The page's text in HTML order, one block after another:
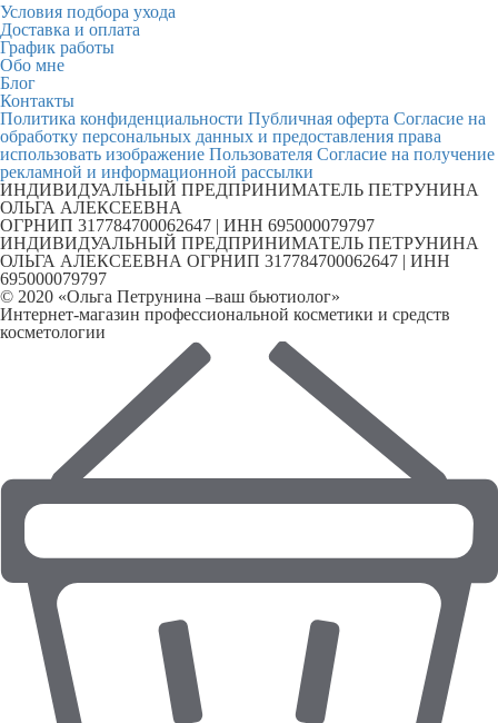
Условия подбора ухода
Доставка и оплата
График работы
Обо мне
Блог
Контакты
Политика конфиденциальности Публичная оферта Согласие на
обработку персональных данных и предоставления права
использовать изображение Пользователя Согласие на получение
рекламной и информационной рассылки
ИНДИВИДУАЛЬНЫЙ ПРЕДПРИНИМАТЕЛЬ ПЕТРУНИНА
ОЛЬГА АЛЕКСЕЕВНА
ОГРНИП 317784700062647 | ИНН 695000079797
ИНДИВИДУАЛЬНЫЙ ПРЕДПРИНИМАТЕЛЬ ПЕТРУНИНА
ОЛЬГА АЛЕКСЕЕВНА ОГРНИП 317784700062647 | ИНН
695000079797
© 2020 «Ольга Петрунина –ваш бьютиолог»
Интернет-магазин профессиональной косметики и средств
косметологии